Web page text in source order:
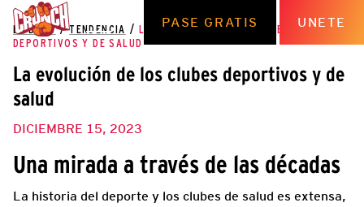
PASE GRATIS UNETE
EL BLOG / TENDENCIA /
LA EVOLUCIÓN DE LOS CLUBES
DEPORTIVOS Y DE SALUD
La evolución de los clubes deportivos y de
salud
DICIEMBRE 15, 2023
Una mirada a través de las décadas
La historia del deporte y los clubes de salud es extensa,